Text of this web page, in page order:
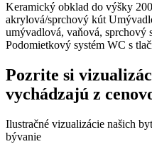
Keramický obklad do výšky
akrylová/sprchový kút
umývadlová, vaňová, sprchový
Podomietkový systém WC s
Pozrite si
vychádzajú z
Ilustračné vizualizácie našich
bývanie